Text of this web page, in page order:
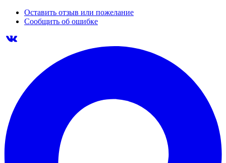
Оставить отзыв или пожелание
Сообщить об ошибке